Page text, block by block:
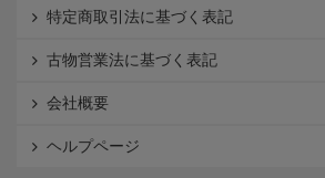
特定商取引法に基づく表記
古物営業法に基づく表記
会社概要
ヘルプページ